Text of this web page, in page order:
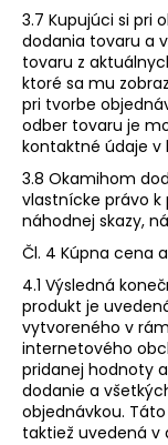
3.7 Kupujúci si pri
dodania tovaru a
tovaru z
ktoré sa mu
pri tvorbe
odber tovaru je
kontaktné údaje v
3.8 Okamihom
vlastnícke právo
náhodnej skazy,
Čl. 4 Kúpna cena
4.1 Výsledná
produkt je
vytvoreného v
internetového
pridanej hodnoty
dodanie a
objednávkou.
taktiež uvedená v